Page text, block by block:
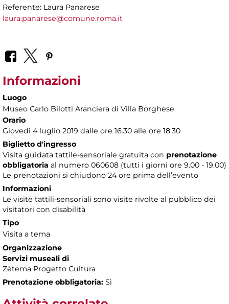
Referente: Laura Panarese
laura.panarese@comune.roma.it
Informazioni
Luogo
Museo Carlo Bilotti Aranciera di Villa Borghese
Orario
Giovedì 4 luglio 2019 dalle ore 16.30 alle ore 18.30
Biglietto d'ingresso
Visita guidata tattile-sensoriale gratuita con prenotazione
obbligatoria al numero 060608 (tutti i giorni ore 9.00 - 19.00)
Le prenotazioni si chiudono 24 ore prima dell’evento
Informazioni
Le visite tattili-sensoriali sono visite rivolte al pubblico dei
visitatori con disabilità
Tipo
Visita a tema
Organizzazione
Servizi museali di
Zètema Progetto Cultura
Prenotazione obbligatoria: Sì